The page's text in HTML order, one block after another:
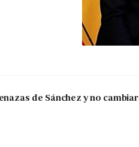
de Sánchez y no